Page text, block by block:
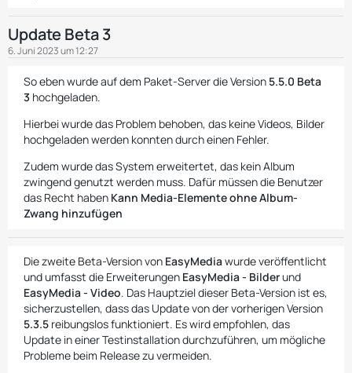
Update Beta 3
6. Juni 2023 um 12:27
So eben wurde auf dem Paket-Server die Version 5.5.0 Beta
3 hochgeladen.
Hierbei wurde das Problem behoben, das keine Videos, Bilder
hochgeladen werden konnten durch einen Fehler.
Zudem wurde das System erweitertet, das kein Album
zwingend genutzt werden muss. Dafür müssen die Benutzer
das Recht haben Kann Media-Elemente ohne Album-
Zwang hinzufügen
Die zweite Beta-Version von EasyMediawurde veröffentlicht
und umfasst die Erweiterungen EasyMedia - Bilderund
EasyMedia - Video. Das Hauptziel dieser Beta-Version ist es,
sicherzustellen, dass das Update von der vorherigen Version
5.3.5 reibungslos funktioniert. Es wird empfohlen, das
Update in einer Testinstallation durchzuführen, um mögliche
Probleme beim Release zu vermeiden.